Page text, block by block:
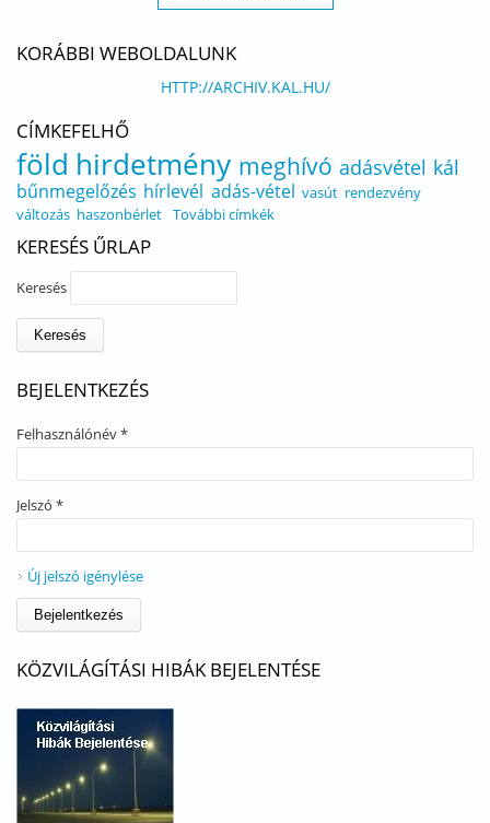
KORÁBBI WEBOLDALUNK
HTTP://ARCHIV.KAL.HU/
CÍMKEFELHŐ
föld hirdetmény meghívó adásvétel kál
bűnmegelőzés hírlevél adás-vétel vasút rendezvény
változás haszonbérlet További címkék
KERESÉS ŰRLAP
Keresés
BEJELENTKEZÉS
Felhasználónév*
Jelszó *
Új jelszó igénylése
KÖZVILÁGÍTÁSI HIBÁK BEJELENTÉSE